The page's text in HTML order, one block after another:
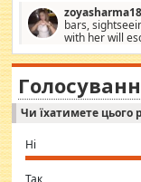
витрат, а тільки
коментуйте цей
зв'яжемося з вами з
сьогодні на
гроші? Ми можемо
bars,
with her will
sexy escort
hotel had to spend
woman "Love
Independent escort in
WhatsApp via an
want to meet new
conscious in order to
club.
⇒
Чи їхатимете цього
Ні